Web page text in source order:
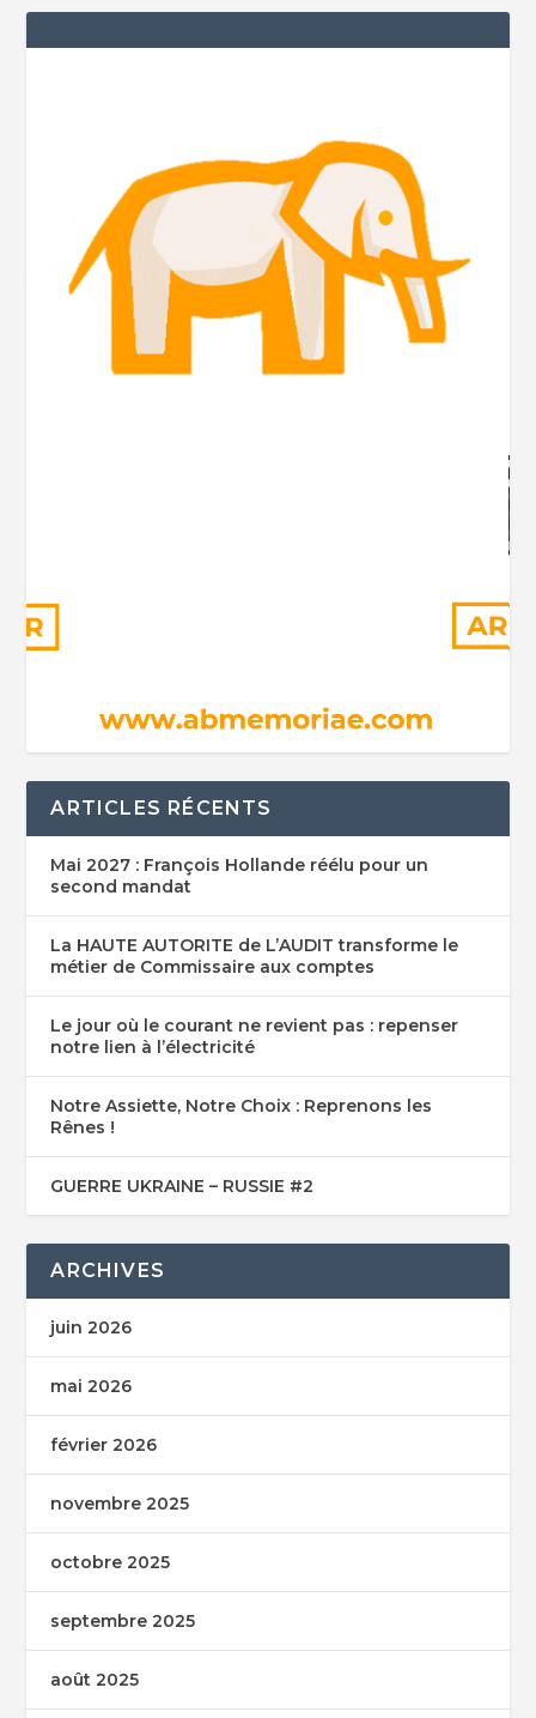
ARTICLES RÉCENTS
Mai 2027 : François Hollande réélu pour un
second mandat
La HAUTE AUTORITE de L’AUDIT transforme le
métier de Commissaire aux comptes
Le jour où le courant ne revient pas : repenser
notre lien à l’électricité
Notre Assiette, Notre Choix : Reprenons les
Rênes !
GUERRE UKRAINE – RUSSIE #2
ARCHIVES
juin 2026
mai 2026
février 2026
novembre 2025
octobre 2025
septembre 2025
août 2025